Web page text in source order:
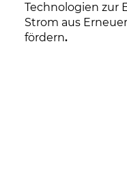
Technologien zur
Strom aus
fördern.